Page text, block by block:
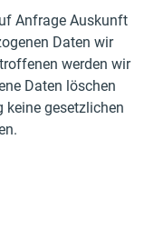
Anfrage Auskunft
Daten wir
werden wir
Daten löschen
keine gesetzlichen